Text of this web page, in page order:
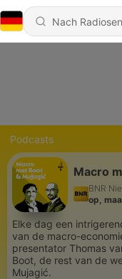
Podcasts
BNR
op,
Elke dag een
van de macro-
presentator Thomas
Boot, de rest van de
Mujagić.